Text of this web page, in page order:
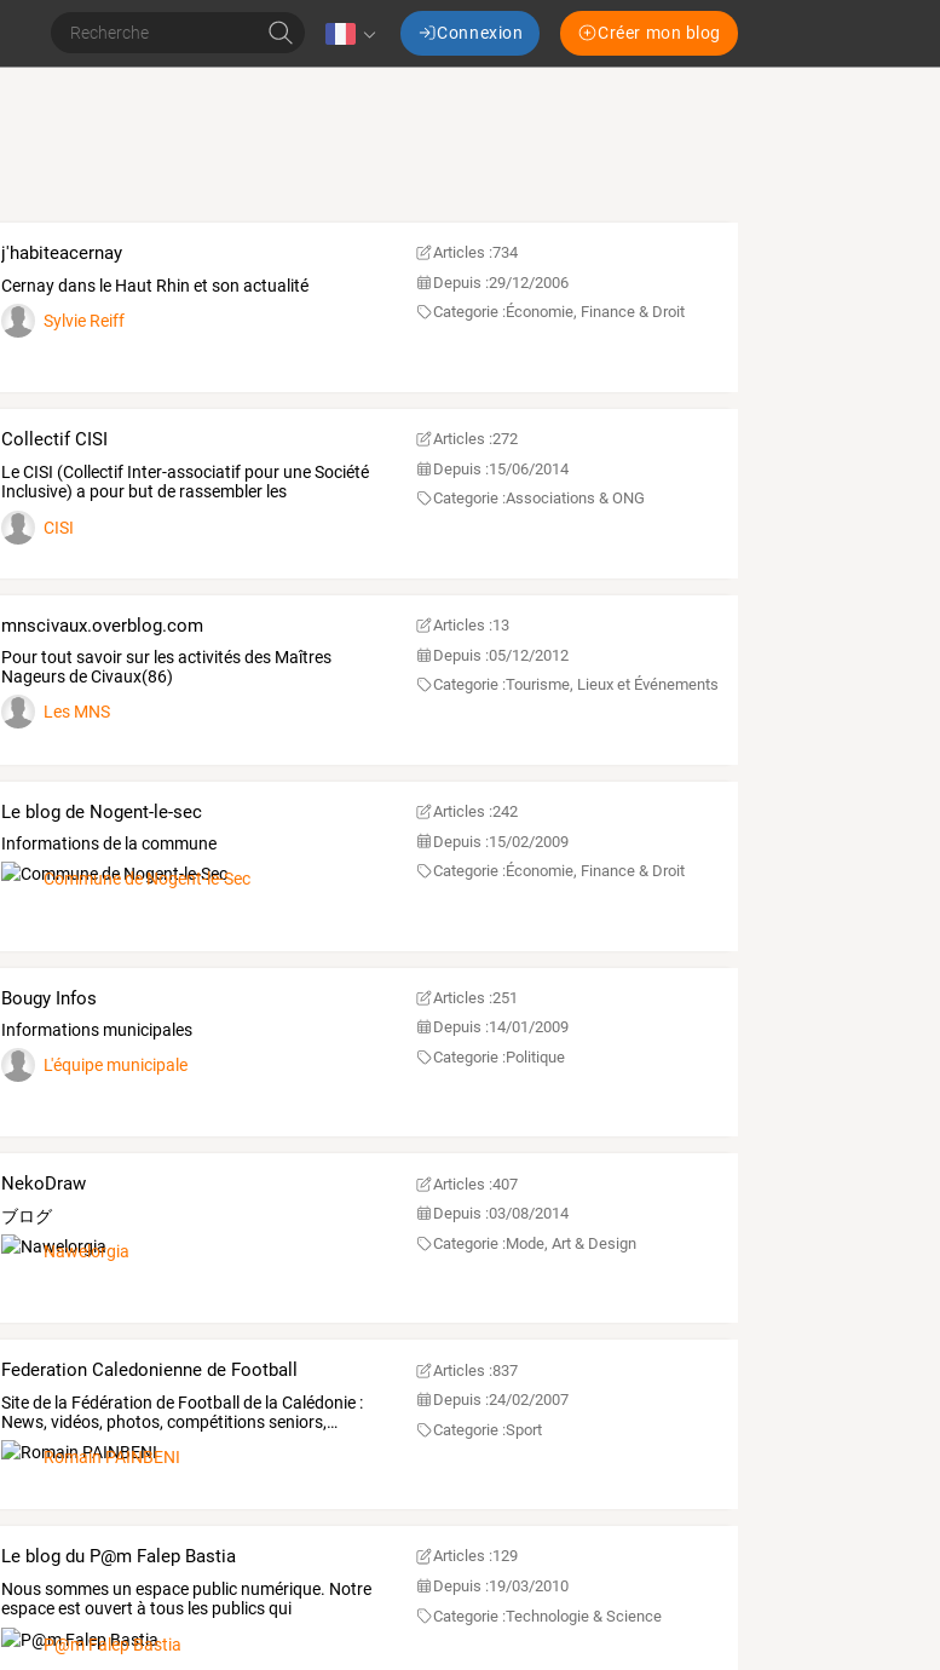
Connexion Créer mon blog
j'habiteacernay
Cernay dans le Haut Rhin et son actualité
Sylvie Reiff
Articles :734
Depuis :29/12/2006
Categorie :Économie, Finance & Droit
Collectif CISI
LeCISI (Collectif Inter-associatif pour uneSociété
Inclusive) a pour but de rassembler les
associations
CISI
Articles :272
Depuis :15/06/2014
Categorie :Associations & ONG
mnscivaux.overblog.com
Pour tout savoir sur les activités des Maîtres
Nageurs de Civaux(86)
Les MNS
Articles :13
Depuis :05/12/2012
Categorie :Tourisme, Lieux et Événements
Le blog de Nogent-le-sec
Informations de la commune
Commune de Nogent-le-Sec
Articles :242
Depuis :15/02/2009
Categorie :Économie, Finance & Droit
Bougy Infos
Informations municipales
L'équipe municipale
Articles :251
Depuis :14/01/2009
Categorie :Politique
NekoDraw
ブログ
Nawelorgia
Articles :407
Depuis :03/08/2014
Categorie :Mode, Art & Design
Federation Caledonienne de Football
Sitede la Fédération de Football de la Calédonie :
News, vidéos, photos, compétitionsseniors,…
Romain PAINBENI
Articles :837
Depuis :24/02/2007
Categorie :Sport
Le blog du P@m Falep Bastia
Noussommes un espace public numérique. Notre
espaceest ouvert à tous les publicsqui
souhaitent
P@m Falep Bastia
Articles :129
Depuis :19/03/2010
Categorie :Technologie & Science